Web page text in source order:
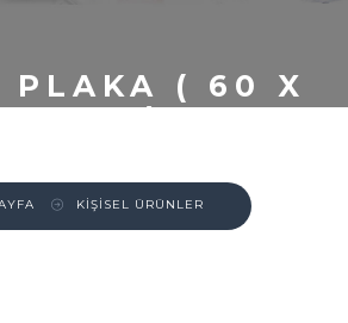
PLAKA ( 60 X
MM )
KİŞİSEL ÜRÜNLER